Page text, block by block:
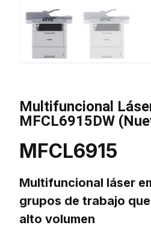
Multifuncional
MFCL6915DW
MFCL6915
Multifuncional láser
grupos de trabajo
alto volumen